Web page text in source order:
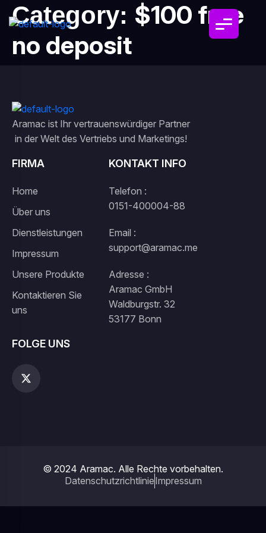
Category: $100 free
no deposit
Aramac ist Ihr vertrauenswürdiger Partner
in der Welt des Vertriebs und Marketings!
FIRMA
Home
Über uns
Dienstleistungen
Impressum
Unsere Produkte
Kontaktieren Sie
uns
KONTAKT INFO
Telefon :
0151-400004-88
Email :
support@aramac.me
Adresse :
Aramac GmbH
Waldburgstr. 32
53177 Bonn
FOLGE UNS
© 2024 Aramac. Alle Rechte vorbehalten.
DatenschutzrichtlinieImpressum